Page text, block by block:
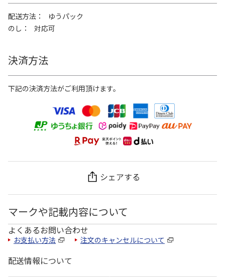
配送方法
ゆうパック
のし
対応可
決済方法
下記の決済方法がご利用頂けます。
シェアする
マークや記載内容について
よくあるお問い合わせ
お支払い方法 注文のキャンセルについて
配送情報について